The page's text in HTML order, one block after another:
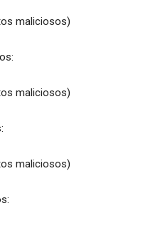
maliciosos)
maliciosos)
maliciosos)